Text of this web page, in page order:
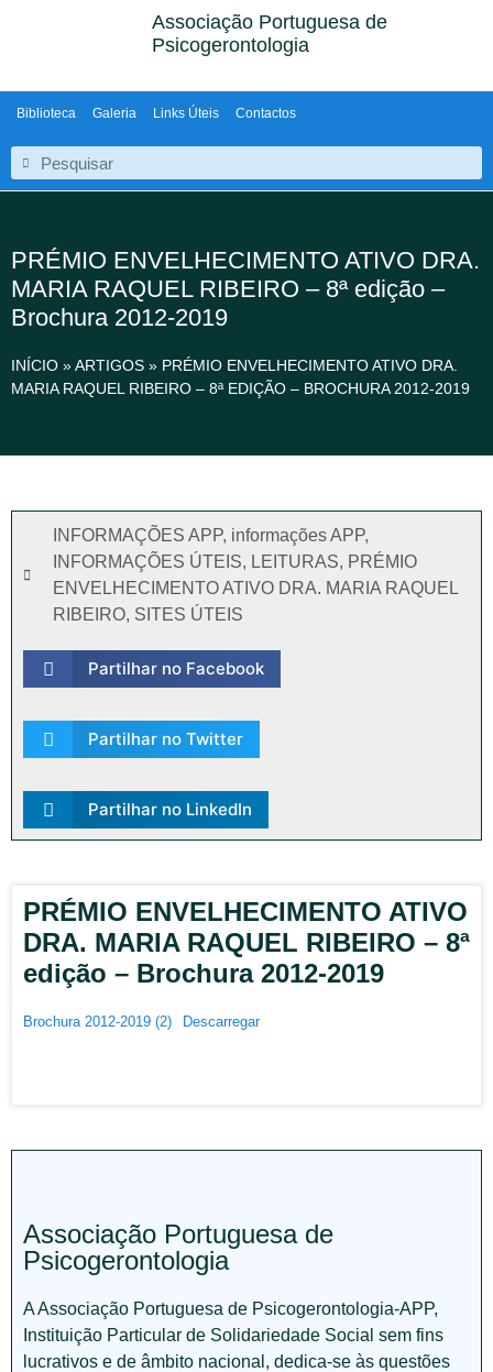
Associação Portuguesa de
Psicogerontologia
Biblioteca Galeria Links Úteis Contactos
PRÉMIO ENVELHECIMENTO ATIVO DRA.
MARIA RAQUEL RIBEIRO – 8ª edição –
Brochura 2012-2019
INÍCIO »ARTIGOS » PRÉMIO ENVELHECIMENTO ATIVO DRA.
MARIA RAQUEL RIBEIRO – 8ª EDIÇÃO – BROCHURA 2012-2019
INFORMAÇÕES APP, informações APP,
INFORMAÇÕES ÚTEIS, LEITURAS, PRÉMIO
ENVELHECIMENTO ATIVO DRA. MARIA RAQUEL
RIBEIRO, SITES ÚTEIS
Partilhar no Facebook
Partilhar no Twitter
Partilhar no LinkedIn
PRÉMIO ENVELHECIMENTO ATIVO
DRA. MARIA RAQUEL RIBEIRO – 8ª
edição – Brochura 2012-2019
Brochura 2012-2019 (2) Descarregar
Associação Portuguesa de
Psicogerontologia
A Associação Portuguesa de Psicogerontologia-APP,
Instituição Particular de Solidariedade Social sem fins
lucrativos e de âmbito nacional, dedica-se às questões